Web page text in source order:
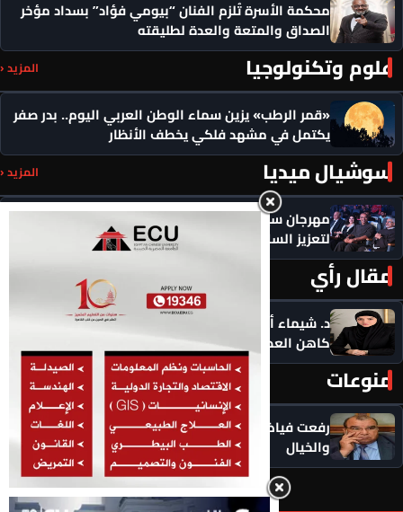
محكمة الأسرة تُلزم الفنان “بيومي فؤاد” بسداد مؤخر
الصداق والمتعة والعدة لطليقته
علوم وتكنولوجيا المزيد ‹
«قمر الرطب» يزين سماء الوطن العربي اليوم.. بدر صفر
يكتمل في مشهد فلكي يخطف الأنظار
سوشيال ميديا المزيد ‹
مهرجان سيمفوني للفنون يكرم رموزاً مؤثرة ويدعو
لتعزيز السلام
مقال رأي
د. شيماء أحمدين تكتب .. حين يصبح الذكاء الاصطناعي
كاهن العصر: هل نستبدل التأمل بالاستهلاك؟
منوعات المزيد ‹
رفعت فياض يكتب .. تظلمات الثانوية العامة بين الواقع
والخيال